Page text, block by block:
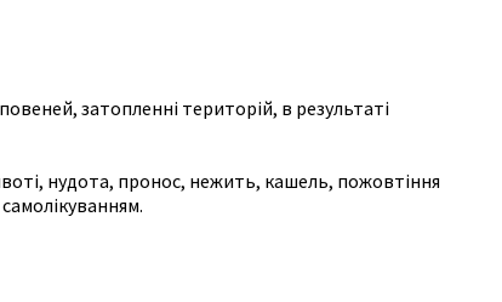
затопленні територій, в результаті
нудота, пронос, нежить, кашель, пожовтіння